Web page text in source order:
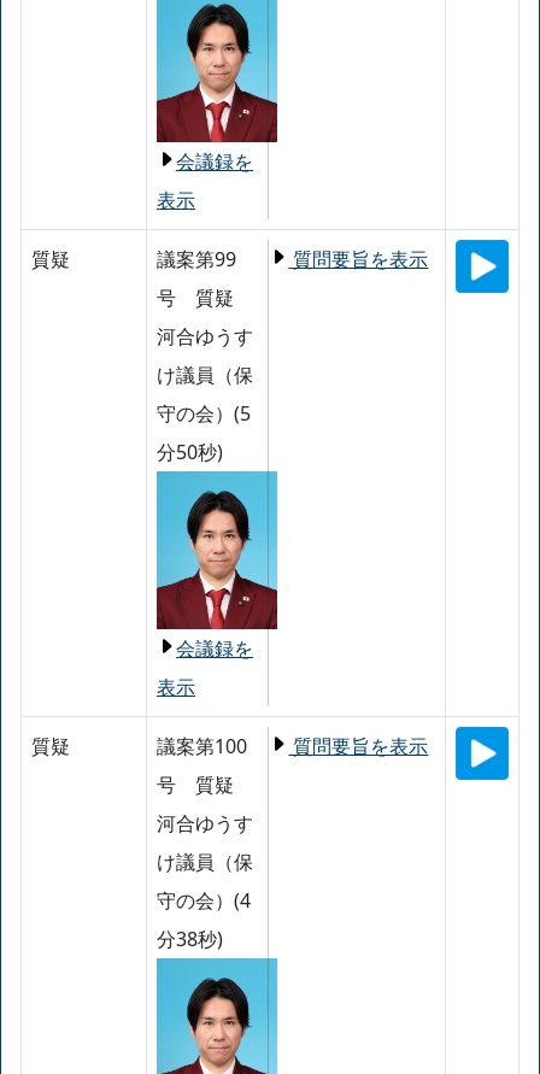
会議録を
表示
質疑
議案第99
号 質疑
河合ゆうす
け議員（保
守の会）(5
分50秒)
会議録を
表示
質問要旨を表示
質疑
議案第100
号 質疑
河合ゆうす
け議員（保
守の会）(4
分38秒)
質問要旨を表示